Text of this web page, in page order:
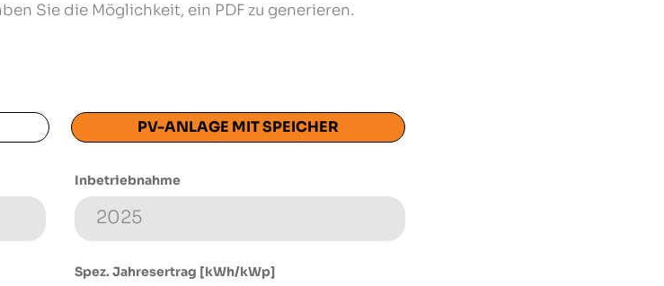
Sie die Möglichkeit, ein PDF zu generieren.
PV-ANLAGE MIT SPEICHER
Inbetriebnahme
Spez. Jahresertrag [kWh/kWp]